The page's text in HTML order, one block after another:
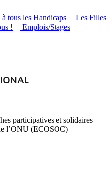
à tous les Handicaps
Les Filles
!
Emplois/Stages
participatives et solidaires
l’ONU (ECOSOC)